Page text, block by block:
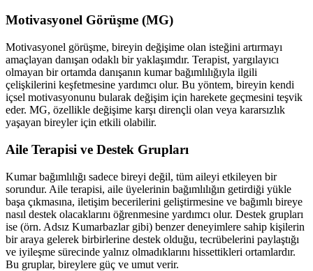
Motivasyonel Görüşme (MG)
Motivasyonel görüşme, bireyin değişime olan isteğini artırmayı
amaçlayan danışan odaklı bir yaklaşımdır. Terapist, yargılayıcı
olmayan bir ortamda danışanın kumar bağımlılığıyla ilgili
çelişkilerini keşfetmesine yardımcı olur. Bu yöntem, bireyin kendi
içsel motivasyonunu bularak değişim için harekete geçmesini teşvik
eder. MG, özellikle değişime karşı dirençli olan veya kararsızlık
yaşayan bireyler için etkili olabilir.
Aile Terapisi ve Destek Grupları
Kumar bağımlılığı sadece bireyi değil, tüm aileyi etkileyen bir
sorundur. Aile terapisi, aile üyelerinin bağımlılığın getirdiği yükle
başa çıkmasına, iletişim becerilerini geliştirmesine ve bağımlı bireye
nasıl destek olacaklarını öğrenmesine yardımcı olur. Destek grupları
ise (örn. Adsız Kumarbazlar gibi) benzer deneyimlere sahip kişilerin
bir araya gelerek birbirlerine destek olduğu, tecrübelerini paylaştığı
ve iyileşme sürecinde yalnız olmadıklarını hissettikleri ortamlardır.
Bu gruplar, bireylere güç ve umut verir.